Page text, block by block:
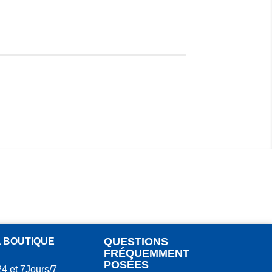
BOUTIQUE
et 7Jours/7
QUESTIONS
FRÉQUEMMENT
POSÉES